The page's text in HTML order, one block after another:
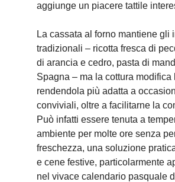
aggiunge un piacere tattile
La cassata al forno mantiene gli
tradizionali – ricotta fresca di
di arancia e cedro, pasta di
Spagna – ma la cottura modifica
rendendola più adatta a
conviviali, oltre a facilitarne la
Può infatti essere tenuta a
ambiente per molte ore senza
freschezza, una soluzione
e cene festive, particolarmente
nel vivace calendario pasquale